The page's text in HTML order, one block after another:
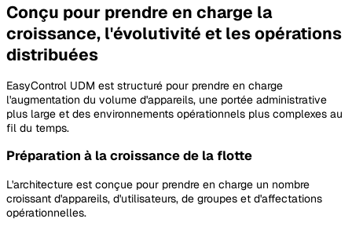
Conçu pour prendre en charge la
croissance, l'évolutivité et les opérations
distribuées
EasyControl UDM est structuré pour prendre en charge
l'augmentation du volume d'appareils, une portée administrative
plus large et des environnements opérationnels plus complexes au
fil du temps.
Préparation à la croissance de la flotte
L'architecture est conçue pour prendre en charge un nombre
croissant d'appareils, d'utilisateurs, de groupes et d'affectations
opérationnelles.